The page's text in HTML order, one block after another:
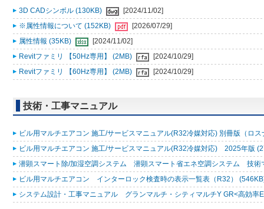
3D CADシンボル (130KB)
[2024/11/02]
※属性情報について (152KB)
[2026/07/29]
属性情報 (35KB)
[2024/11/02]
Revitファミリ 【50Hz専用】 (2MB)
[2024/10/29]
Revitファミリ 【60Hz専用】 (2MB)
[2024/10/29]
技術・工事マニュアル
ビル用マルチエアコン 施工/サービスマニュアル(R32冷媒対応) 別冊版（ロ
ビル用マルチエアコン 施工/サービスマニュアル(R32冷媒対応) 2025年版
潜顕スマート除/加湿空調システム 潜顕スマート省エネ空調システム 技
ビル用マルチエアコン インターロック検査時の表示一覧表（R32）
システム設計・工事マニュアル グランマルチ・シティマルチY GR<高効